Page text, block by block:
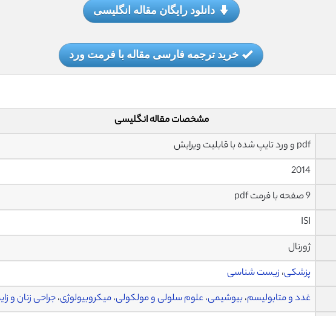
دانلود رایگان مقاله انگلیسی
خرید ترجمه فارسی مقاله با فرمت ورد
مشخصات مقاله انگلیسی
pdf و ورد تایپ شده با قابلیت ویرایش
2014
9 صفحه با فرمت pdf
ISI
ژورنال
پزشکی، زیست شناسی
غدد و متابولیسم،بیوشیمی،علوم سلولی و مولکولی،میکروبیولوژی،جراحی زنان و